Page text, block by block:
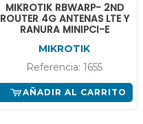
MIKROTIK RBWARP- 2ND
ROUTER 4G ANTENAS LTE Y
RANURA MINIPCI-E
MIKROTIK
Referencia: 1655
AÑADIR AL CARRITO